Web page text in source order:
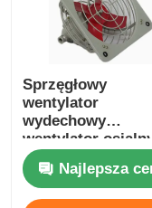
Sprzęgłowy
wentylator
wydechowy
wentylator
Najlepsza